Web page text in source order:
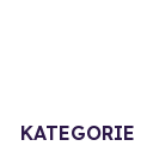
KATEGORIE